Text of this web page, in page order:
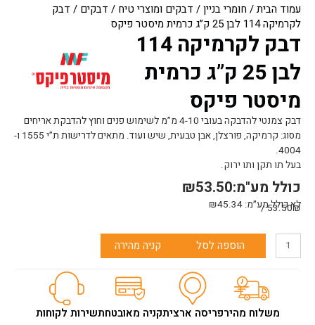
עמוד הבית/ חומרי בניין/ דבקים ומוצרי טיח / דבקים / דבק
לקרמיקה 114 לבן 25 ק”ג כרמית מיסטר פיקס
דבק לקרמיקה 114
לבן 25 ק”ג כרמית
מיסטר פיקס
דבק צמנטי להדבקה בעובי 4-10 מ”מ לשימוש פנים וחוץ להדבקת אריחים
מסוג: קרמיקה, פורצלן, אבן טבעית, שיש ועוד. מתאים לדרישות ת”י 1555 ו-
4004.
בעל תו תקן ותו ירוק.
₪53.50כולל מע"מ:
לא כולל מע״מ: ₪45.34
53.50₪ /
כמות
הוספה לסל קניה מהירה
משלוח מהירפריסה ארציתקניה מאובטחתשירות לקוחות